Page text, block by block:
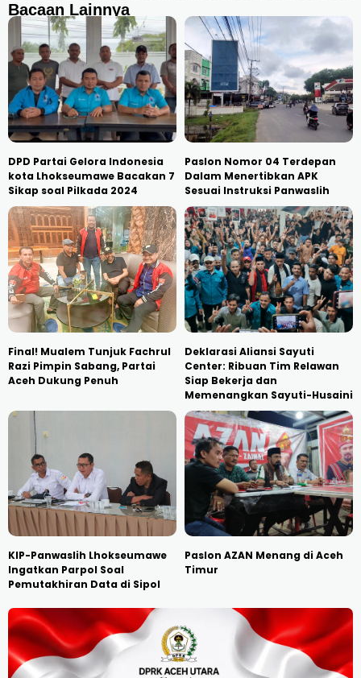
Bacaan Lainnya
DPD Partai Gelora Indonesia
kota Lhokseumawe Bacakan 7
Sikap soal Pilkada 2024
Paslon Nomor 04 Terdepan
Dalam Menertibkan APK
Sesuai Instruksi Panwaslih
Final! Mualem Tunjuk Fachrul
Razi Pimpin Sabang, Partai
Aceh Dukung Penuh
Deklarasi Aliansi Sayuti
Center: Ribuan Tim Relawan
Siap Bekerja dan
Memenangkan Sayuti-Husaini
KIP-Panwaslih Lhokseumawe
Ingatkan Parpol Soal
Pemutakhiran Data di Sipol
Paslon AZAN Menang di Aceh
Timur